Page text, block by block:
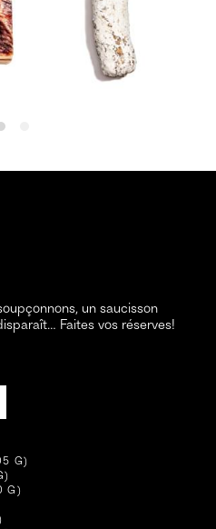
un saucisson
Faites vos réserves!
G)
G)